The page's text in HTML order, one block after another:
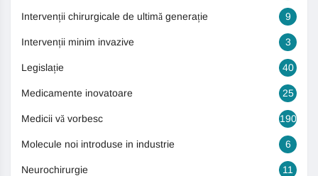
Intervenții chirurgicale de ultimă generație 9
Intervenții minim invazive 3
Legislație 40
Medicamente inovatoare 25
Medicii vă vorbesc 190
Molecule noi introduse in industrie 6
Neurochirurgie 11